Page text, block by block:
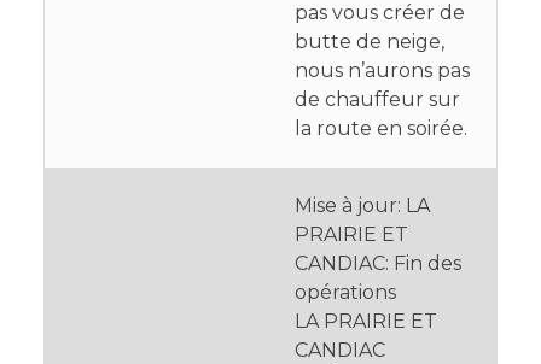
pas vous créer de
butte de neige,
nous n’aurons pas
de chauffeur sur
la route en soirée.
Mise à jour: LA
PRAIRIE ET
CANDIAC: Fin des
opérations
LA PRAIRIE ET
CANDIAC